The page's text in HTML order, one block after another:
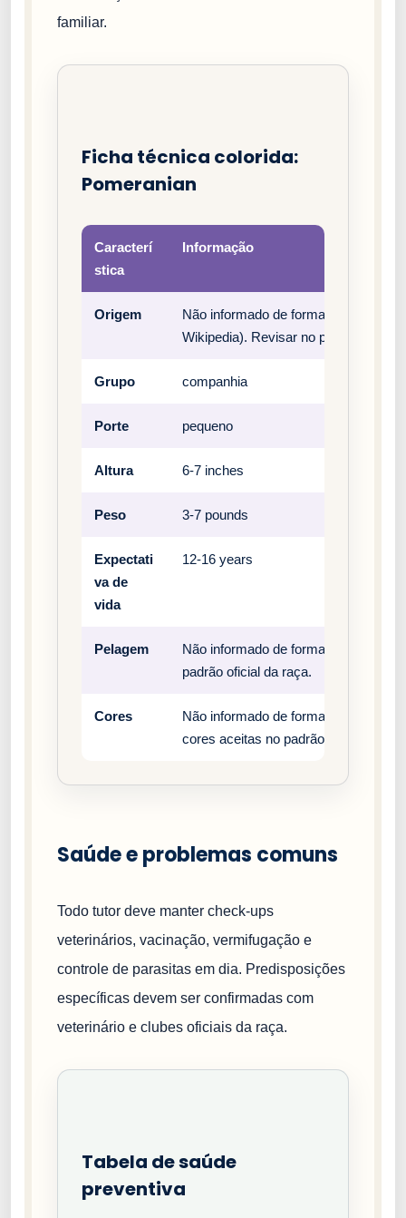
familiar.
Ficha técnica colorida:
Pomeranian
Caracterí
stica
Informação
Origem
Não informado de forma estruturada
Wikipedia). Revisar no padrão oficial
Grupo companhia
Porte pequeno
Altura 6-7 inches
Peso 3-7 pounds
Expectati
va de
vida
12-16 years
Pelagem
Não informado de forma estruturada
padrão oficial da raça.
Cores
Não informado de forma estruturada
cores aceitas no padrão oficial da
Saúde e problemas comuns
Todo tutor deve manter check-ups
veterinários, vacinação, vermifugação e
controle de parasitas em dia. Predisposições
específicas devem ser confirmadas com
veterinário e clubes oficiais da raça.
Tabela de saúde
preventiva